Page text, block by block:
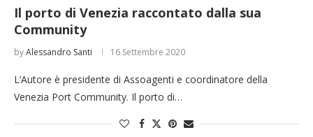
Il porto di Venezia raccontato dalla sua
Community
byAlessandro Santi 16 Settembre 2020
L’Autore è presidente di Assoagenti e coordinatore della
Venezia Port Community. Il porto di…